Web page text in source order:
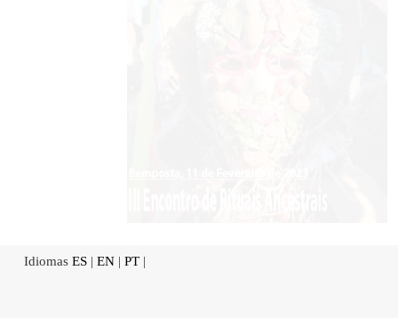
Idiomas ES | EN | PT |